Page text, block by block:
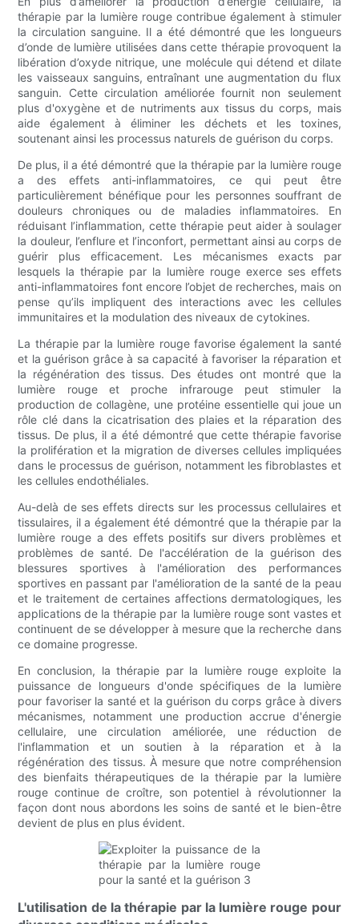
thérapie par la lumière rouge contribue également à stimuler
la circulation sanguine. Il a été démontré que les longueurs
d’onde de lumière utilisées dans cette thérapie provoquent la
libération d’oxyde nitrique, une molécule qui détend et dilate
les vaisseaux sanguins, entraînant une augmentation du flux
sanguin. Cette circulation améliorée fournit non seulement
plus d'oxygène et de nutriments aux tissus du corps, mais
aide également à éliminer les déchets et les toxines,
soutenant ainsi les processus naturels de guérison du corps.
De plus, il a été démontré que la thérapie par la lumière rouge
a des effets anti-inflammatoires, ce qui peut être
particulièrement bénéfique pour les personnes souffrant de
douleurs chroniques ou de maladies inflammatoires. En
réduisant l’inflammation, cette thérapie peut aider à soulager
la douleur, l’enflure et l’inconfort, permettant ainsi au corps de
guérir plus efficacement. Les mécanismes exacts par
lesquels la thérapie par la lumière rouge exerce ses effets
anti-inflammatoires font encore l’objet de recherches, mais on
pense qu’ils impliquent des interactions avec les cellules
immunitaires et la modulation des niveaux de cytokines.
La thérapie par la lumière rouge favorise également la santé
et la guérison grâce à sa capacité à favoriser la réparation et
la régénération des tissus. Des études ont montré que la
lumière rouge et proche infrarouge peut stimuler la
production de collagène, une protéine essentielle qui joue un
rôle clé dans la cicatrisation des plaies et la réparation des
tissus. De plus, il a été démontré que cette thérapie favorise
la prolifération et la migration de diverses cellules impliquées
dans le processus de guérison, notamment les fibroblastes et
les cellules endothéliales.
Au-delà de ses effets directs sur les processus cellulaires et
tissulaires, il a également été démontré que la thérapie par la
lumière rouge a des effets positifs sur divers problèmes et
problèmes de santé. De l'accélération de la guérison des
blessures sportives à l'amélioration des performances
sportives en passant par l'amélioration de la santé de la peau
et le traitement de certaines affections dermatologiques, les
applications de la thérapie par la lumière rouge sont vastes et
continuent de se développer à mesure que la recherche dans
ce domaine progresse.
En conclusion, la thérapie par la lumière rouge exploite la
puissance de longueurs d'onde spécifiques de la lumière
pour favoriser la santé et la guérison du corps grâce à divers
mécanismes, notamment une production accrue d'énergie
cellulaire, une circulation améliorée, une réduction de
l'inflammation et un soutien à la réparation et à la
régénération des tissus. À mesure que notre compréhension
des bienfaits thérapeutiques de la thérapie par la lumière
rouge continue de croître, son potentiel à révolutionner la
façon dont nous abordons les soins de santé et le bien-être
devient de plus en plus évident.
L'utilisation de la thérapie par la lumière rouge pour